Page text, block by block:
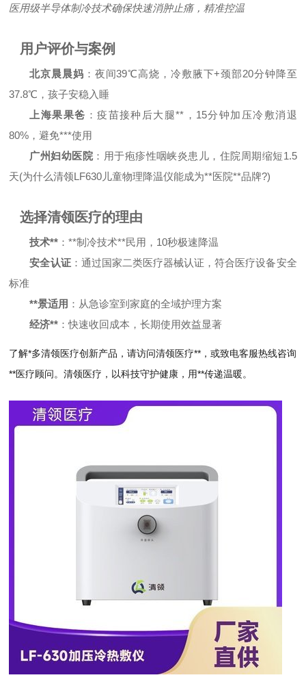
医用级半导体制冷技术确保快速消肿止痛，精准控温
用户评价与案例
北京晨晨妈 ：夜间39℃高烧，冷敷腋下+颈部20分钟降至
37.8℃，孩子安稳入睡
上海果果爸 ：疫苗接种后大腿**，15分钟加压冷敷消退
80%，避免***使用
广州妇幼医院 ：用于疱疹性咽峡炎患儿，住院周期缩短1.5
天(为什么清领LF630儿童物理降温仪能成为**医院**品牌?)
选择清领医疗的理由
技术** ：**制冷技术**民用，10秒极速降温
安全认证：通过国家二类医疗器械认证，符合医疗设备安全
标准
**景适用 ：从急诊室到家庭的全域护理方案
经济** ：快速收回成本，长期使用效益显著
了解*多清领医疗创新产品，请访问清领医疗**，或致电客服热线咨询
**医疗顾问。清领医疗，以科技守护健康，用**传递温暖。